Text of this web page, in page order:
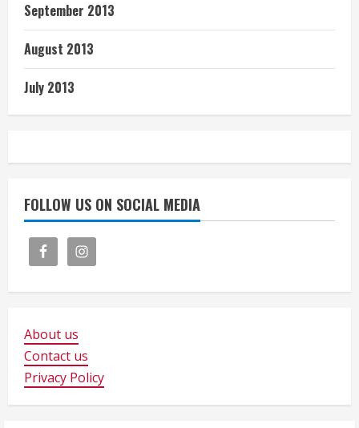
September 2013
August 2013
July 2013
FOLLOW US ON SOCIAL MEDIA
About us
Contact us
Privacy Policy